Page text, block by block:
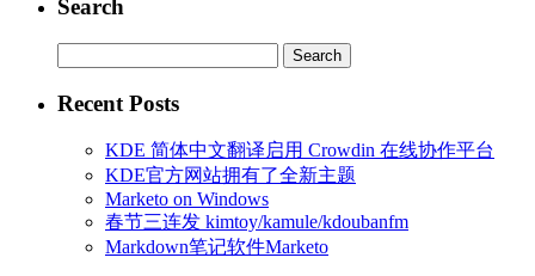
Search
for:
Recent Posts
KDE 简体中文翻译启用 Crowdin 在线协作平台
KDE官方网站拥有了全新主题
Marketo on Windows
春节三连发 kimtoy/kamule/kdoubanfm
Markdown笔记软件Marketo